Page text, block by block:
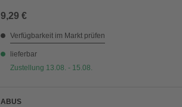
9,29 €
Verfügbarkeit im Markt prüfen
lieferbar
Zustellung 13.08. - 15.08.
ABUS